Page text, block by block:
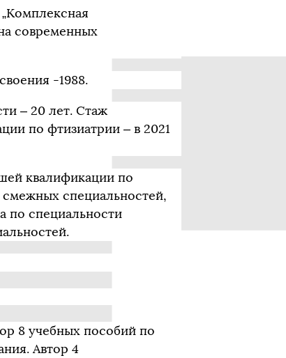
современных
-1988.
– 20 лет. Стаж
по фтизиатрии – в 2021
квалификации по
специальностей,
по специальности
8 учебных пособий по
Автор 4